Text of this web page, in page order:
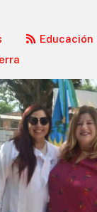
Educación